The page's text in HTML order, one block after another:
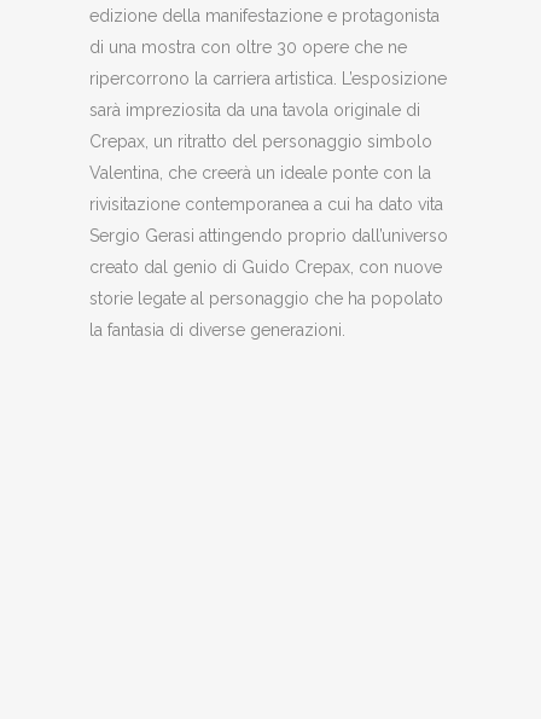
edizione della manifestazione e protagonista
di una mostra con oltre 30 opere che ne
ripercorrono la carriera artistica. L’esposizione
sarà impreziosita da una tavola originale di
Crepax, un ritratto del personaggio simbolo
Valentina, che creerà un ideale ponte con la
rivisitazione contemporanea a cui ha dato vita
Sergio Gerasi attingendo proprio dall’universo
creato dal genio di Guido Crepax, con nuove
storie legate al personaggio che ha popolato
la fantasia di diverse generazioni.